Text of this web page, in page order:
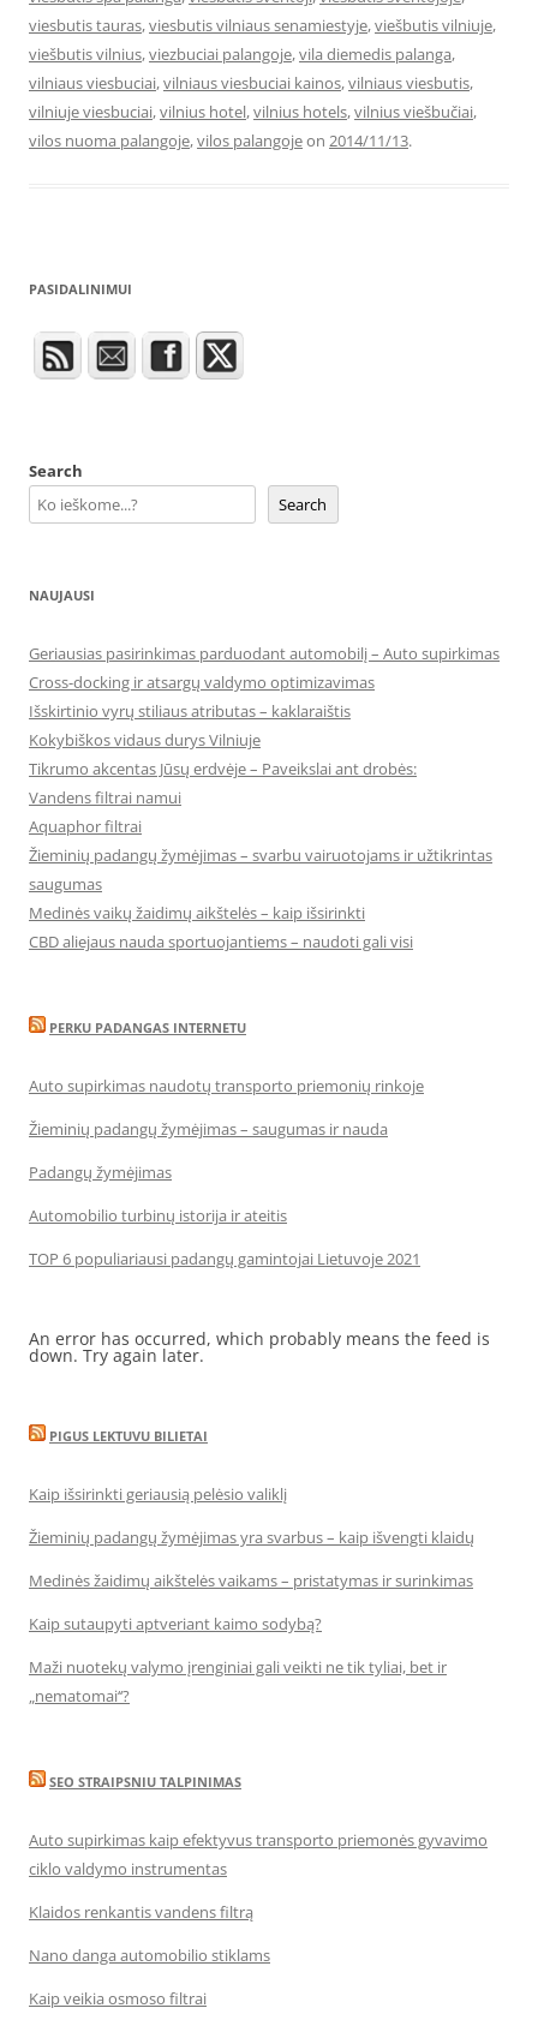
viesbutis tauras,viesbutis vilniaus senamiestyje,viešbutis vilniuje,
viešbutis vilnius,viezbuciai palangoje,vila diemedis palanga,
vilniaus viesbuciai,vilniaus viesbuciai kainos,vilniaus viesbutis,
vilniuje viesbuciai,vilnius hotel,vilnius hotels,vilnius viešbučiai,
vilos nuoma palangoje,vilos palangojeon 2014/11/13.
PASIDALINIMUI
Search
Search
NAUJAUSI
Geriausias pasirinkimas parduodant automobilį – Auto supirkimas
Cross-docking ir atsargų valdymo optimizavimas
Išskirtinio vyrų stiliaus atributas – kaklaraištis
Kokybiškos vidaus durys Vilniuje
Tikrumo akcentas Jūsų erdvėje – Paveikslai ant drobės:
Vandens filtrai namui
Aquaphor filtrai
Žieminių padangų žymėjimas – svarbu vairuotojams ir užtikrintas
saugumas
Medinės vaikų žaidimų aikštelės – kaip išsirinkti
CBD aliejaus nauda sportuojantiems – naudoti gali visi
PERKU PADANGAS INTERNETU
Auto supirkimas naudotų transporto priemonių rinkoje
Žieminių padangų žymėjimas – saugumas ir nauda
Padangų žymėjimas
Automobilio turbinų istorija ir ateitis
TOP 6 populiariausi padangų gamintojai Lietuvoje 2021
An error has occurred, which probably means the feed is
down. Try again later.
PIGUS LEKTUVU BILIETAI
Kaip išsirinkti geriausią pelėsio valiklį
Žieminių padangų žymėjimas yra svarbus – kaip išvengti klaidų
Medinės žaidimų aikštelės vaikams – pristatymas ir surinkimas
Kaip sutaupyti aptveriant kaimo sodybą?
Maži nuotekų valymo įrenginiai gali veikti ne tik tyliai, bet ir
„nematomai‘‘?
SEO STRAIPSNIU TALPINIMAS
Auto supirkimas kaip efektyvus transporto priemonės gyvavimo
ciklo valdymo instrumentas
Klaidos renkantis vandens filtrą
Nano danga automobilio stiklams
Kaip veikia osmoso filtrai